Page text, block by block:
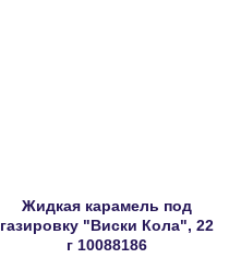
Жидкая карамель под
газировку "Виски Кола", 22
г 10088186